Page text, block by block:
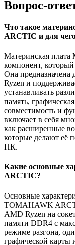
Вопрос-
Что такое
ARCTIC и для
Материнская
компонент,
Она предназначена
Ryzen и
устанавливать
память,
совместимость и
включает в себя
как расширенные
которые делают её
ПК.
Какие основные
ARCTIC?
Основные
TOMAHAWK
AMD Ryzen на
памяти DDR4 с
режиме разгона,
графической карты